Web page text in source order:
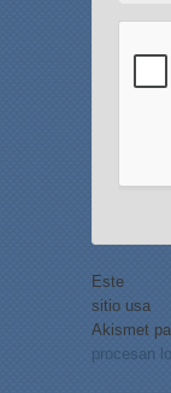
Este
sitio usa
Akismet
procesan